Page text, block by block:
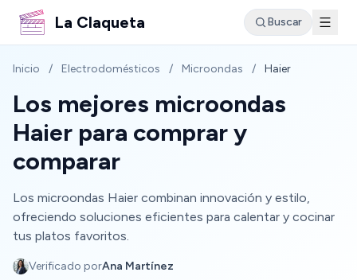
La Claqueta Buscar
Inicio / Electrodomésticos / Microondas / Haier
Los mejores microondas
Haier para comprar y
comparar
Los microondas Haier combinan innovación y estilo,
ofreciendo soluciones eficientes para calentar y cocinar
tus platos favoritos.
Verificado porAna Martínez